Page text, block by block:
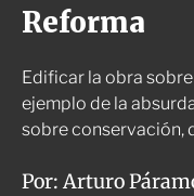
Reforma
Edificar la obra
ejemplo de la
sobre conservación,
Por:Arturo